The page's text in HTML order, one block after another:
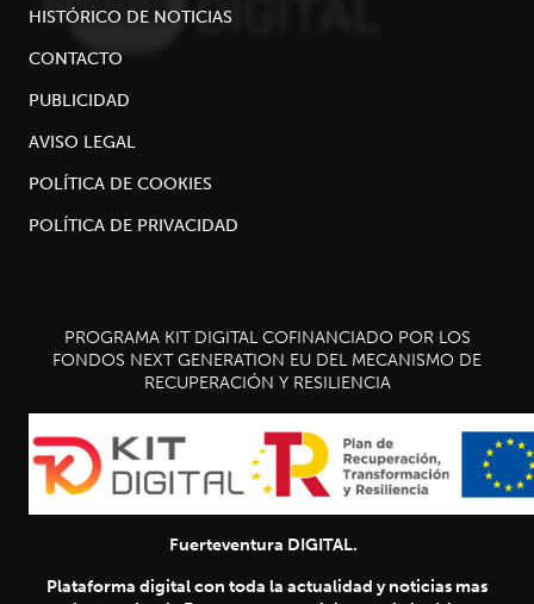
HISTÓRICO DE NOTICIAS
CONTACTO
PUBLICIDAD
AVISO LEGAL
POLÍTICA DE COOKIES
POLÍTICA DE PRIVACIDAD
PROGRAMA KIT DIGITAL COFINANCIADO POR LOS
FONDOS NEXT GENERATION EU DEL MECANISMO DE
RECUPERACIÓN Y RESILIENCIA
Fuerteventura DIGITAL.
Plataforma digital con toda la actualidad y noticias mas